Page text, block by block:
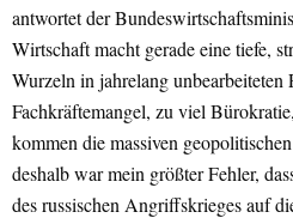
antwortet der
Wirtschaft macht gerade eine tiefe,
Wurzeln in jahrelang unbearbeiteten
Fachkräftemangel, zu viel
kommen die massiven
deshalb war mein größter Fehler,
des russischen Angriffskrieges auf